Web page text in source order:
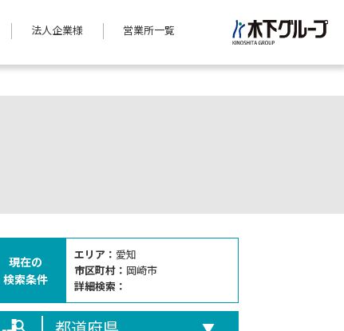
法人企業様 営業所一覧
現在の
検索条件
エリア： 愛知
市区町村： 岡崎市
詳細検索：